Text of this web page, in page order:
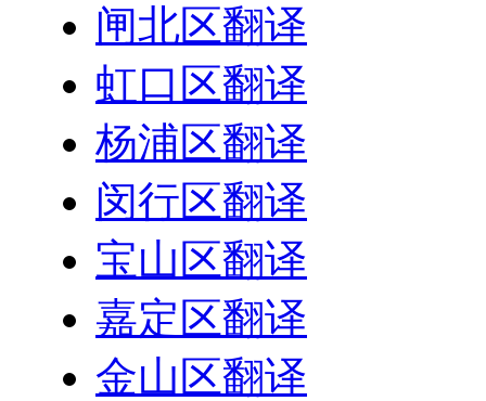
闸北区翻译
虹口区翻译
杨浦区翻译
闵行区翻译
宝山区翻译
嘉定区翻译
金山区翻译